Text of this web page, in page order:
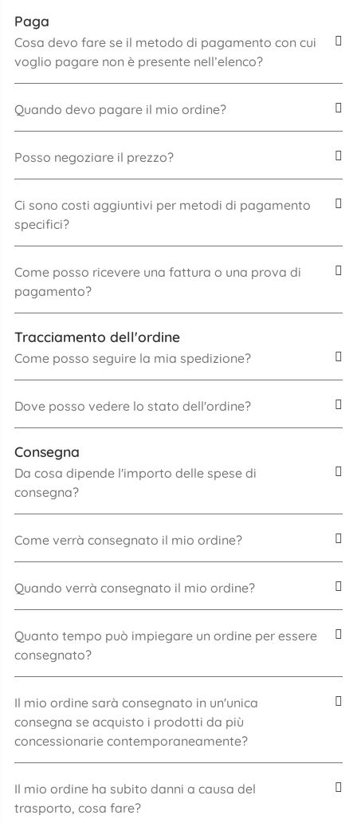
Paga
Cosa devo fare se il metodo di pagamento con cui
voglio pagare non è presente nell’elenco?
Quando devo pagare il mio ordine?
Posso negoziare il prezzo?
Ci sono costi aggiuntivi per metodi di pagamento
specifici?
Come posso ricevere una fattura o una prova di
pagamento?
Tracciamento dell'ordine
Come posso seguire la mia spedizione?
Dove posso vedere lo stato dell'ordine?
Consegna
Da cosa dipende l'importo delle spese di
consegna?
Come verrà consegnato il mio ordine?
Quando verrà consegnato il mio ordine?
Quanto tempo può impiegare un ordine per essere
consegnato?
Il mio ordine sarà consegnato in un'unica
consegna se acquisto i prodotti da più
concessionarie contemporaneamente?
Il mio ordine ha subito danni a causa del
trasporto, cosa fare?